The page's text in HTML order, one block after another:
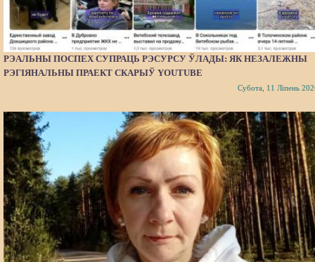
РЭАЛЬНЫ ПОСПЕХ СУПРАЦЬ РЭСУРСУ ЎЛАДЫ: ЯК НЕЗАЛЕЖНЫ
РЭГІЯНАЛЬНЫ ПРАЕКТ СКАРЫЎ YOUTUBE
Субота, 11 Ліпень